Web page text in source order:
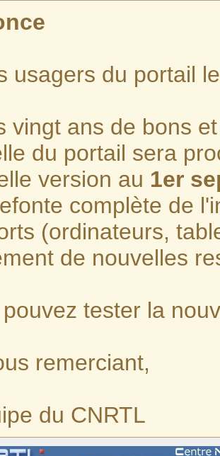
usagers du portail
vingt ans de bons
du portail sera
version au 1er
complète de
(ordinateurs,
de nouvelles
pouvez tester la
remerciant,
du CNRTL